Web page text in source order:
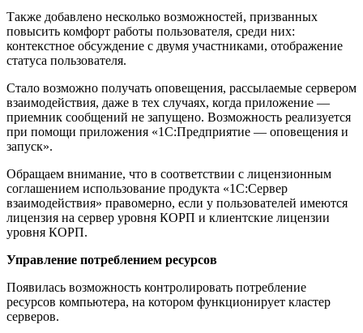
Также добавлено несколько возможностей, призванных
повысить комфорт работы пользователя, среди них:
контекстное обсуждение с двумя участниками, отображение
статуса пользователя.
Стало возможно получать оповещения, рассылаемые сервером
взаимодействия, даже в тех случаях, когда приложение —
приемник сообщений не запущено. Возможность реализуется
при помощи приложения «1С:Предприятие — оповещения и
запуск».
Обращаем внимание, что в соответствии с лицензионным
соглашением использование продукта «1С:Сервер
взаимодействия» правомерно, если у пользователей имеются
лицензия на сервер уровня КОРП и клиентские лицензии
уровня КОРП.
Управление потреблением ресурсов
Появилась возможность контролировать потребление
ресурсов компьютера, на котором функционирует кластер
серверов.